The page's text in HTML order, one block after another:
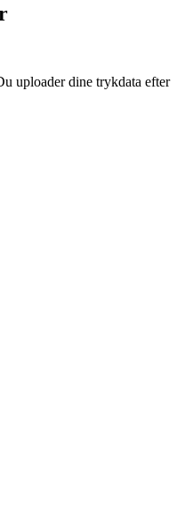
uploader dine trykdata efter